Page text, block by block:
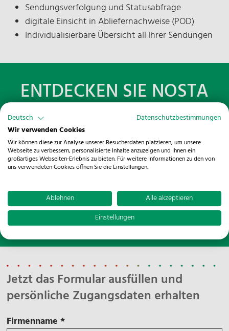
Sendungsverfolgung und Statusabfrage
digitale Einsicht in Abliefernachweise (POD)
Individualisierbare Übersicht all Ihrer Sendungen
ENTDECKEN SIE NOSTA
CONNECT!
Weitere individuelle Schnittstellenlösungen und
intelligente Informationssysteme hält unsere IT
Abteilung für Sie bereit. Für Fragen und Anmerkungen
stehen wir Ihnen jederzeit zur Verfügung.
Hier geht es zu NOSTA Connect!
Jetzt das Formular ausfüllen und
persönliche Zugangsdaten erhalten
Firmenname*
Deutsch
Datenschutzbestimmungen
Wir verwenden Cookies
Wir können diese zur Analyse unserer Besucherdaten platzieren, um unsere
Webseite zu verbessern, personalisierte Inhalte anzuzeigen und Ihnen ein
großartiges Webseiten-Erlebnis zu bieten. Für weitere Informationen zu den von
uns verwendeten Cookies öffnen Sie die Einstellungen.
Ablehnen
Alle akzeptieren
Einstellungen